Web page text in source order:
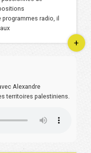
radio, il
+
Alexandre
territoires palestiniens.